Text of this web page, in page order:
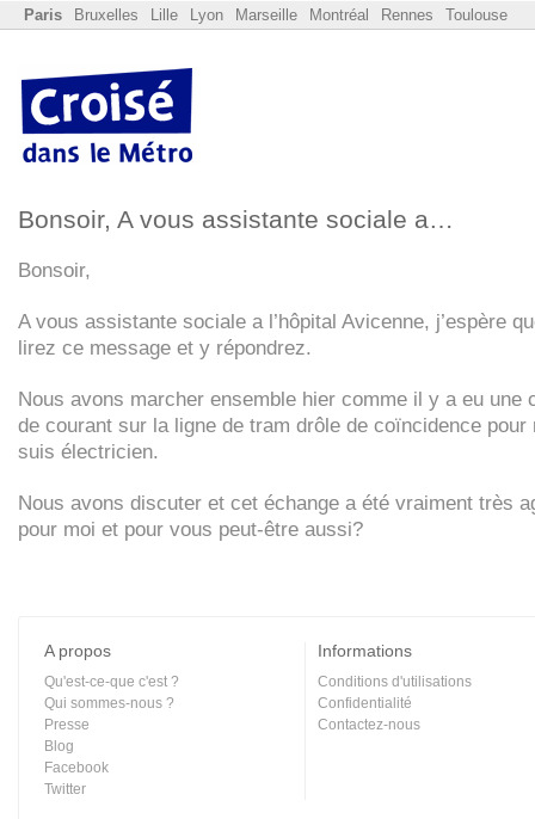
Paris Bruxelles Lille Lyon Marseille Montréal Rennes Toulouse
Bonsoir, A vous assistante sociale a…
Bonsoir,
A vous assistante sociale a l’hôpital Avicenne, j’espère
lirez ce message et y répondrez.
Nous avons marcher ensemble hier comme il y a eu une
de courant sur la ligne de tram drôle de coïncidence pour
suis électricien.
Nous avons discuter et cet échange a été vraiment très
pour moi et pour vous peut-être aussi?
A propos
Qu'est-ce-que c'est ?
Qui sommes-nous ?
Presse
Blog
Facebook
Twitter
Informations
Conditions d'utilisations
Confidentialité
Contactez-nous